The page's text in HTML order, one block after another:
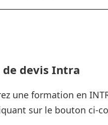
de devis Intra
une formation en
sur le bouton ci-